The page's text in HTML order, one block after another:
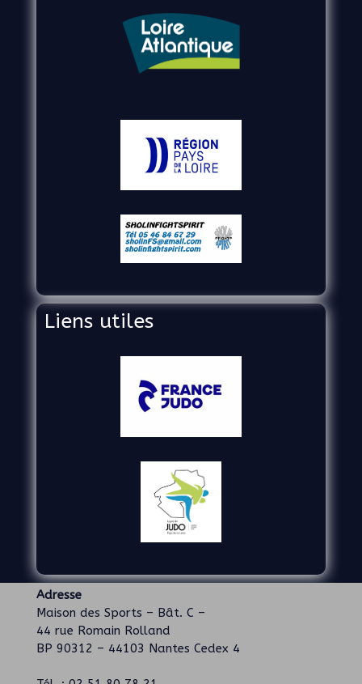
Liens utiles
Adresse
Maison des Sports – Bât. C –
44 rue Romain Rolland
BP 90312 – 44103 Nantes Cedex 4